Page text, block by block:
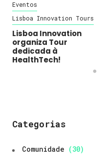
Eventos
Lisboa Innovation Tours
Lisboa Innovation
organiza Tour
dedicada à
HealthTech!
Categorias
Comunidade (30)